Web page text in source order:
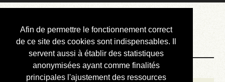
Afin de permettre le fonctionnement correct
de ce site des cookies sont indispensables. Il
servent aussi à établir des statistiques
anonymisées ayant comme finalités
principales l'ajustement des ressources
Courbis, « LE »
Blog Officiel
Bienvenue